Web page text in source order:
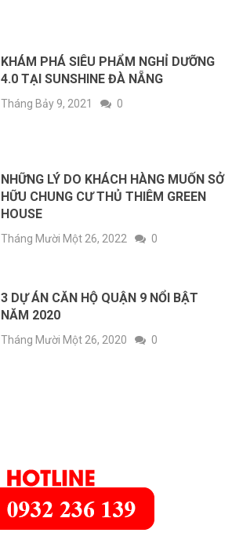
KHÁM PHÁ SIÊU PHẨM NGHỈ DƯỠNG
4.0 TẠI SUNSHINE ĐÀ NẴNG
Tháng Bảy 9, 2021 0
NHỮNG LÝ DO KHÁCH HÀNG MUỐN SỞ
HỮU CHUNG CƯ THỦ THIÊM GREEN
HOUSE
Tháng Mười Một 26, 2022 0
3 DỰ ÁN CĂN HỘ QUẬN 9 NỔI BẬT
NĂM 2020
Tháng Mười Một 26, 2020 0